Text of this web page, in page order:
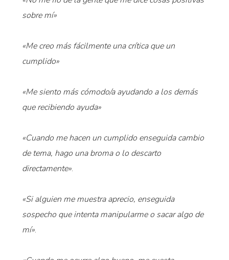
sobre mí»
«Me creo más fácilmente una crítica que un
cumplido»
«Me siento más cómodo/a ayudando a los demás
que recibiendo ayuda»
«Cuando me hacen un cumplido enseguida cambio
de tema, hago una broma o lo descarto
directamente».
«Si alguien me muestra aprecio, enseguida
sospecho que intenta manipularme o sacar algo de
mí».